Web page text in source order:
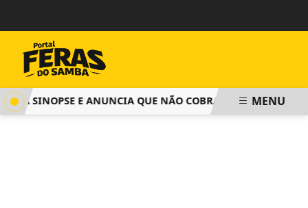
SINOPSE E ANUNCIA QUE NÃO COBRARÁ TAXA DEMENU